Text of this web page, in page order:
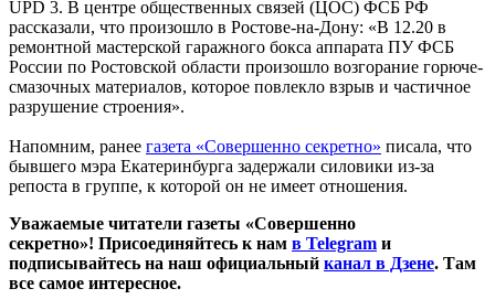
UPD 3. В центре общественных связей (ЦОС) ФСБ РФ
рассказали, что произошло в Ростове-на-Дону: «В 12.20 в
ремонтной мастерской гаражного бокса аппарата ПУ ФСБ
России по Ростовской области произошло возгорание горюче-
смазочных материалов, которое повлекло взрыв и частичное
разрушение строения».
Напомним, ранее газета «Совершенно секретно» писала, что
бывшего мэра Екатеринбурга задержали силовики из-за
репоста в группе, к которой он не имеет отношения.
Уважаемые читатели газеты «Совершенно
секретно»! Присоединяйтесь к нам в Telegram и
подписывайтесь на наш официальный канал в Дзене. Там
все самое интересное.